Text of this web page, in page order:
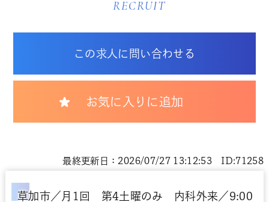
RECRUIT
この求人に問い合わせる
お気に入りに追加
草加市／月1回 第4土曜のみ 内科外来／9:00
最終更新日：2026/07/27 13:12:53 ID:71258